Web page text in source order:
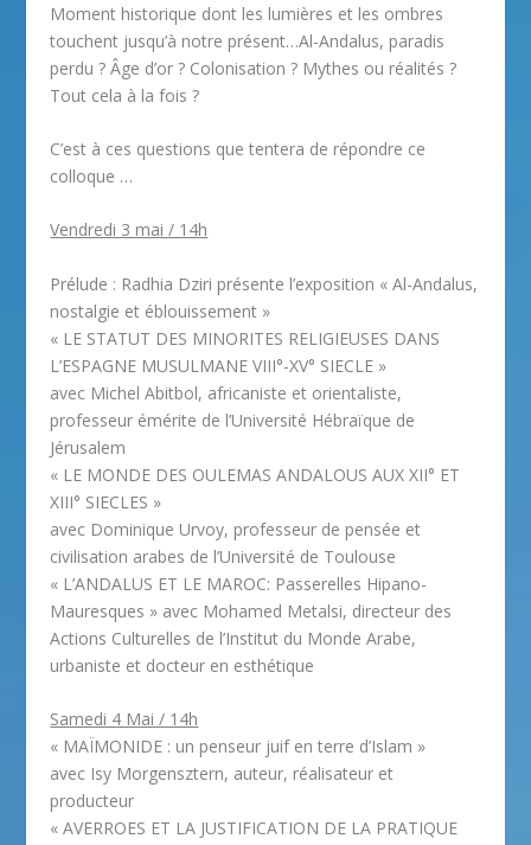
Moment historique dont les lumières et les ombres
touchent jusqu’à notre présent…Al-Andalus, paradis
perdu ? Âge d’or ? Colonisation ? Mythes ou réalités ?
Tout cela à la fois ?
C’est à ces questions que tentera de répondre ce
colloque …
Vendredi 3 mai / 14h
Prélude : Radhia Dziri présente l’exposition « Al-Andalus,
nostalgie et éblouissement »
« LE STATUT DES MINORITES RELIGIEUSES DANS
L’ESPAGNE MUSULMANE VIII°-XV° SIECLE »
avec Michel Abitbol, africaniste et orientaliste,
professeur émérite de l’Université Hébraïque de
Jérusalem
« LE MONDE DES OULEMAS ANDALOUS AUX XII° ET
XIII° SIECLES »
avec Dominique Urvoy, professeur de pensée et
civilisation arabes de l’Université de Toulouse
« L’ANDALUS ET LE MAROC: Passerelles Hipano-
Mauresques » avec Mohamed Metalsi, directeur des
Actions Culturelles de l’Institut du Monde Arabe,
urbaniste et docteur en esthétique
Samedi 4 Mai / 14h
« MAÏMONIDE : un penseur juif en terre d’Islam »
avec Isy Morgensztern, auteur, réalisateur et
producteur
« AVERROES ET LA JUSTIFICATION DE LA PRATIQUE